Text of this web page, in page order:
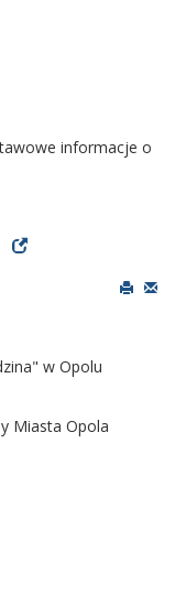
informacje o
w Opolu
Miasta Opola